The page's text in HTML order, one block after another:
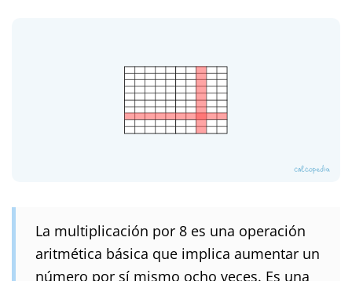
La multiplicación por 8 es una operación
aritmética básica que implica aumentar un
número por sí mismo ocho veces. Es una